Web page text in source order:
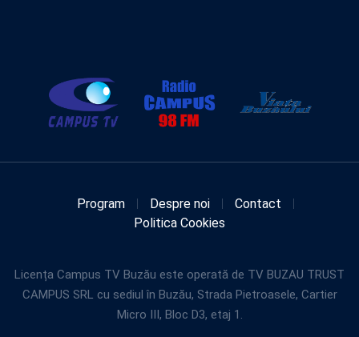
Program Despre noi
Contact
Politica Cookies
Licența Campus TV Buzău este operată de TV BUZAU TRUST
CAMPUS SRL cu sediul în Buzău, Strada Pietroasele, Cartier
Micro III, Bloc D3, etaj 1.